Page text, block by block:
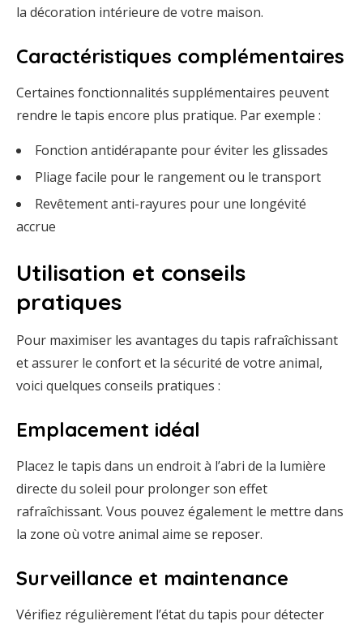
la décoration intérieure de votre maison.
Caractéristiques complémentaires
Certaines fonctionnalités supplémentaires peuvent
rendre le tapis encore plus pratique. Par exemple :
Fonction antidérapante pour éviter les glissades
Pliage facile pour le rangement ou le transport
Revêtement anti-rayures pour une longévité
accrue
Utilisation et conseils
pratiques
Pour maximiser les avantages du tapis rafraîchissant
et assurer le confort et la sécurité de votre animal,
voici quelques conseils pratiques :
Emplacement idéal
Placez le tapis dans un endroit à l’abri de la lumière
directe du soleil pour prolonger son effet
rafraîchissant. Vous pouvez également le mettre dans
la zone où votre animal aime se reposer.
Surveillance et maintenance
Vérifiez régulièrement l’état du tapis pour détecter